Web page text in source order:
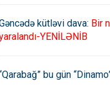
kütləvi dava: Bir
YENİLƏNİB
bu gün